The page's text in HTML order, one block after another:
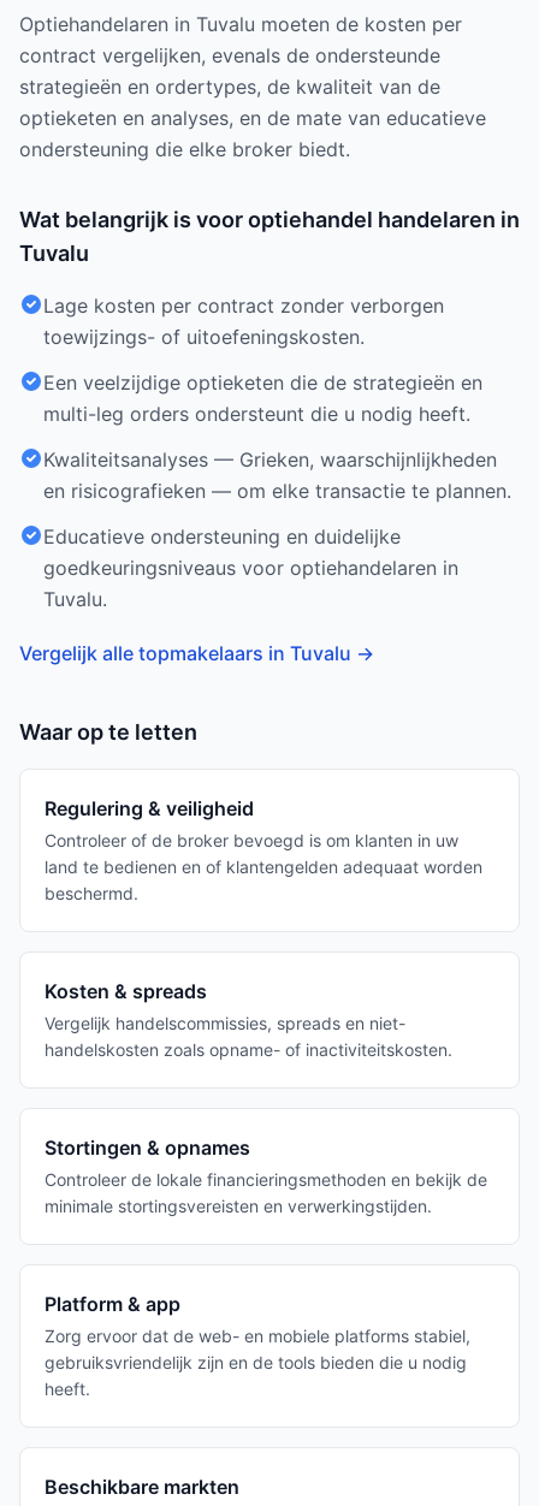
Optiehandelaren in Tuvalu moeten de kosten per
contract vergelijken, evenals de ondersteunde
strategieën en ordertypes, de kwaliteit van de
optieketen en analyses, en de mate van educatieve
ondersteuning die elke broker biedt.
Wat belangrijk is voor optiehandel handelaren in
Tuvalu
Lage kosten per contract zonder verborgen
toewijzings- of uitoefeningskosten.
Een veelzijdige optieketen die de strategieën en
multi-leg orders ondersteunt die u nodig heeft.
Kwaliteitsanalyses — Grieken, waarschijnlijkheden
en risicografieken — om elke transactie te plannen.
Educatieve ondersteuning en duidelijke
goedkeuringsniveaus voor optiehandelaren in
Tuvalu.
Vergelijk alle topmakelaars in Tuvalu →
Waar op te letten
Regulering & veiligheid
Controleer of de broker bevoegd is om klanten in uw
land te bedienen en of klantengelden adequaat worden
beschermd.
Kosten & spreads
Vergelijk handelscommissies, spreads en niet-
handelskosten zoals opname- of inactiviteitskosten.
Stortingen & opnames
Controleer de lokale financieringsmethoden en bekijk de
minimale stortingsvereisten en verwerkingstijden.
Platform & app
Zorg ervoor dat de web- en mobiele platforms stabiel,
gebruiksvriendelijk zijn en de tools bieden die u nodig
heeft.
Beschikbare markten